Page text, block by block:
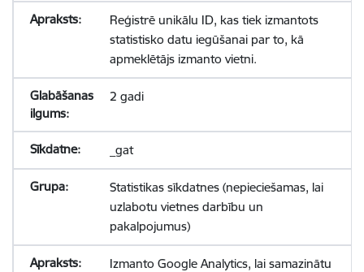
Reģistrē unikālu ID, kas tiek izmantots
statistisko datu iegūšanai par to, kā
apmeklētājs izmanto vietni.
2 gadi
_gat
Statistikas sīkdatnes (nepieciešamas, lai
uzlabotu vietnes darbību un
pakalpojumus)
Izmanto Google Analytics, lai samazinātu